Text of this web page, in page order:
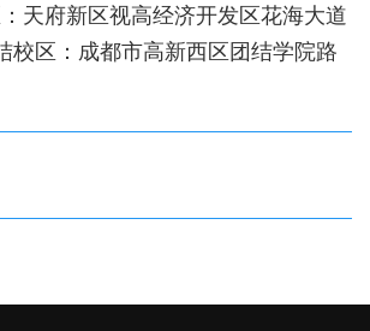
天府新区视高经济开发区花海大道
区：成都市高新西区团结学院路